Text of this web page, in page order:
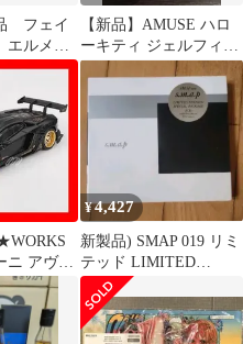
フェイ
ルメス
ル》、フ
【新品】AMUSE ハロ
ーキティ ジェルフィッ
トティント 11アメジス
アヴェ
ットブラ
¥4,427
新製品) SMAP 019 リミ
テッド LIMITED
EDITION エディション
スペシャル パッケージ
ー 2CD